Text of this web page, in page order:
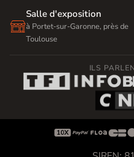

Salle d'exposition
à Portet-sur-Garonne, près de
Toulouse
ILS
